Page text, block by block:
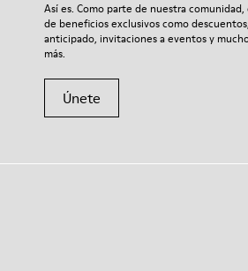
Así es. Como parte de nuestra
de beneficios exclusivos como
anticipado, invitaciones a eventos y
más.
Únete